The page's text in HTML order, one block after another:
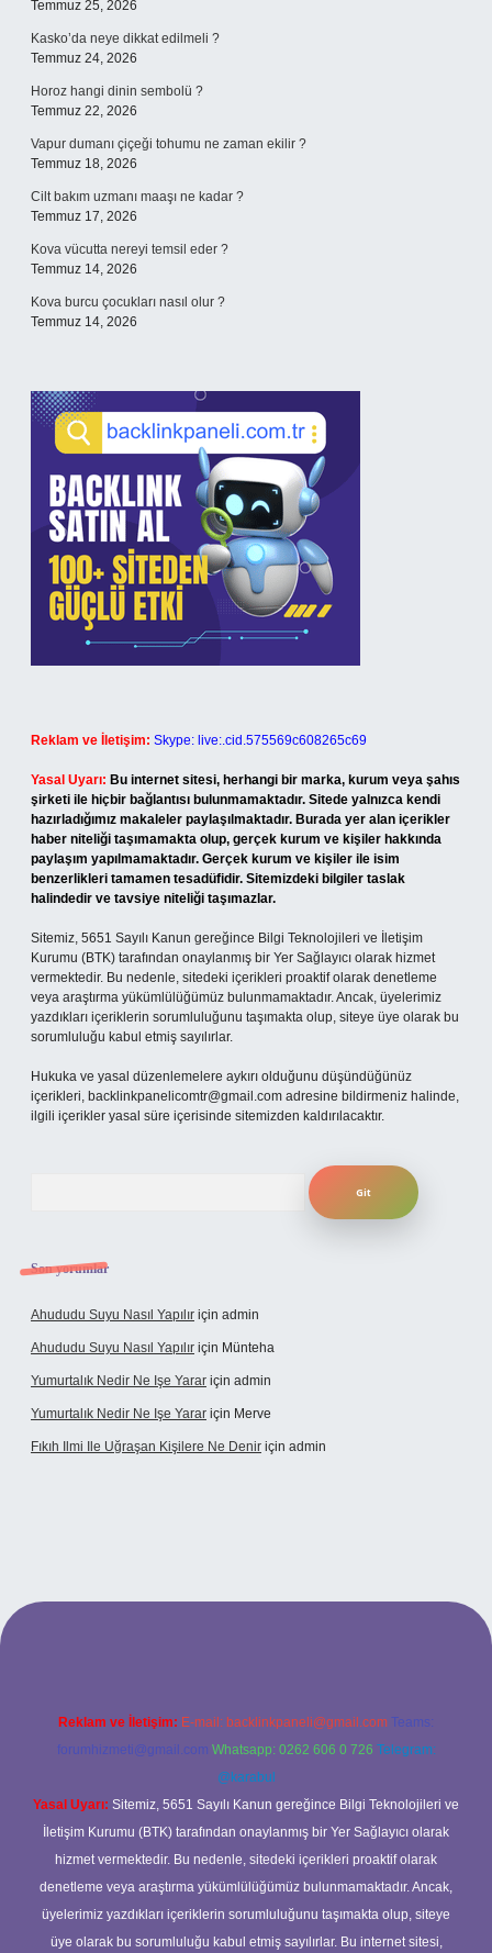
Temmuz 25, 2026
Kasko’da neye dikkat edilmeli ?
Temmuz 24, 2026
Horoz hangi dinin sembolü ?
Temmuz 22, 2026
Vapur dumanı çiçeği tohumu ne zaman ekilir ?
Temmuz 18, 2026
Cilt bakım uzmanı maaşı ne kadar ?
Temmuz 17, 2026
Kova vücutta nereyi temsil eder ?
Temmuz 14, 2026
Kova burcu çocukları nasıl olur ?
Temmuz 14, 2026
Reklam ve İletişim: Skype: live:.cid.575569c608265c69
Yasal Uyarı: Bu internet sitesi, herhangi bir marka, kurum veya şahıs
şirketi ile hiçbir bağlantısı bulunmamaktadır. Sitede yalnızca kendi
hazırladığımız makaleler paylaşılmaktadır. Burada yer alan içerikler
haber niteliği taşımamakta olup, gerçek kurum ve kişiler hakkında
paylaşım yapılmamaktadır. Gerçek kurum ve kişiler ile isim
benzerlikleri tamamen tesadüfidir. Sitemizdeki bilgiler taslak
halindedir ve tavsiye niteliği taşımazlar.
Sitemiz, 5651 Sayılı Kanun gereğince Bilgi Teknolojileri ve İletişim
Kurumu (BTK) tarafından onaylanmış bir Yer Sağlayıcı olarak hizmet
vermektedir. Bu nedenle, sitedeki içerikleri proaktif olarak denetleme
veya araştırma yükümlülüğümüz bulunmamaktadır. Ancak, üyelerimiz
yazdıkları içeriklerin sorumluluğunu taşımakta olup, siteye üye olarak bu
sorumluluğu kabul etmiş sayılırlar.
Hukuka ve yasal düzenlemelere aykırı olduğunu düşündüğünüz
içerikleri, backlinkpanelicomtr@gmail.com adresine bildirmeniz halinde,
ilgili içerikler yasal süre içerisinde sitemizden kaldırılacaktır.
Son yorumlar
Ahududu Suyu Nasıl Yapılır için admin
Ahududu Suyu Nasıl Yapılır için Münteha
Yumurtalık Nedir Ne Işe Yarar için admin
Yumurtalık Nedir Ne Işe Yarar için Merve
Fıkıh Ilmi Ile Uğraşan Kişilere Ne Denir için admin
Reklam ve İletişim: E-mail: backlinkpaneli@gmail.com Teams:
forumhizmeti@gmail.com Whatsapp: 0262 606 0 726 Telegram:
@karabul
Yasal Uyarı: Sitemiz, 5651 Sayılı Kanun gereğince Bilgi Teknolojileri ve
İletişim Kurumu (BTK) tarafından onaylanmış bir Yer Sağlayıcı olarak
hizmet vermektedir. Bu nedenle, sitedeki içerikleri proaktif olarak
denetleme veya araştırma yükümlülüğümüz bulunmamaktadır. Ancak,
üyelerimiz yazdıkları içeriklerin sorumluluğunu taşımakta olup, siteye
üye olarak bu sorumluluğu kabul etmiş sayılırlar. Bu internet sitesi,